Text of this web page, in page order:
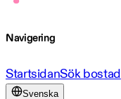
Navigering
StartsidanSök bostad
Svenska